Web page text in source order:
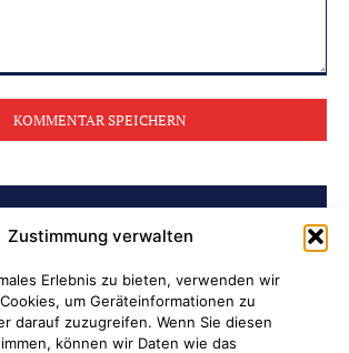
Zustimmung verwalten
Erlebnis zu bieten, verwenden wir
um Geräteinformationen zu
darauf zuzugreifen. Wenn Sie diesen
können wir Daten wie das
BEITRÄGE
in der NoiseBox